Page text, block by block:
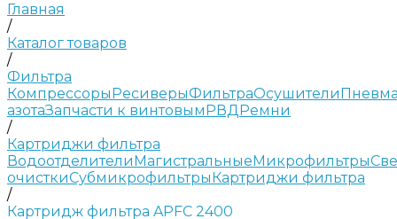
Главная
/
Каталог товаров
/
Фильтра
КомпрессорыРесиверыФильтраОсушители
азотаЗапчасти к винтовымРВДРемни
/
Картриджи фильтра
ВодоотделителиМагистральныеМикрофильтры
очисткиСубмикрофильтрыКартриджи фильтра
/
Картридж фильтра APFC 2400